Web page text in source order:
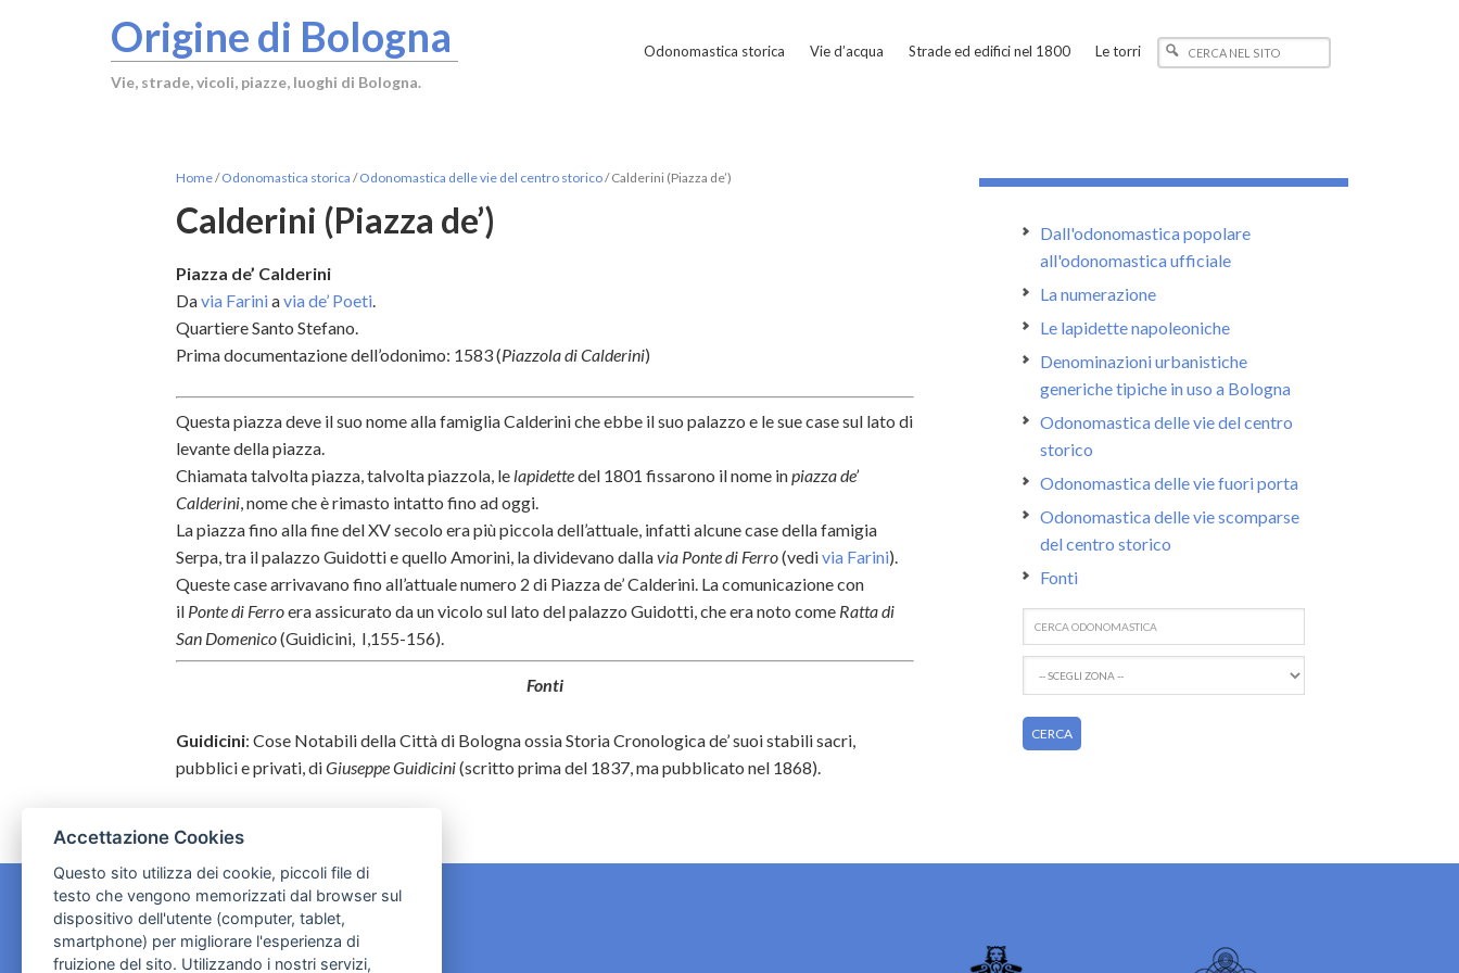
Origine di Bologna
Vie, strade, vicoli, piazze, luoghi di Bologna.
Odonomastica storica Vie d’acqua Strade ed edifici nel 1800 Le torri
Home/ Odonomastica storica / Odonomastica delle vie del centro storico/Calderini (Piazza de’)
Calderini (Piazza de’)
Piazza de’ Calderini
Davia Fariniavia de’ Poeti.
Quartiere Santo Stefano.
Prima documentazione dell’odonimo: 1583 (Piazzola di Calderini)
Questa piazza deve il suo nome alla famiglia Calderini che ebbe il suo palazzo e le sue case sul lato di
levante della piazza.
Chiamata talvolta piazza, talvolta piazzola, le lapidettedel 1801 fissarono il nome inpiazza de’
Calderini, nome che è rimasto intatto fino ad oggi.
La piazza fino alla fine del XV secolo era più piccola dell’attuale, infatti alcune case della famigia
Serpa, tra il palazzo Guidotti e quello Amorini, la dividevano dallavia Ponte di Ferro(vedivia Farini).
Queste case arrivavano fino all’attuale numero 2 di Piazza de’ Calderini. La comunicazione con
il Ponte di Ferroera assicurato da un vicolo sul lato del palazzo Guidotti, che era noto come Ratta di
San Domenico(Guidicini, I,155-156).
Fonti
Guidicini: Cose Notabili della Città di Bologna ossia Storia Cronologica de’ suoi stabili sacri,
pubblici e privati, diGiuseppe Guidicini(scritto prima del 1837, ma pubblicato nel 1868).
Dall'odonomastica popolare
all'odonomastica ufficiale
La numerazione
Le lapidette napoleoniche
Denominazioni urbanistiche
generiche tipiche in uso a Bologna
Odonomastica delle vie del centro
storico
Odonomastica delle vie fuori porta
Odonomastica delle vie scomparse
del centro storico
Fonti
CONTATTI
Accettazione Cookies
Questo sito utilizza dei cookie, piccoli file di
testo che vengono memorizzati dal browser sul
dispositivo dell'utente (computer, tablet,
smartphone) per migliorare l'esperienza di
fruizione del sito. Utilizzando i nostri servizi,